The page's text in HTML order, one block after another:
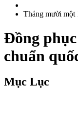
Tháng mười một
Đồng
chuẩn
Mục Lục